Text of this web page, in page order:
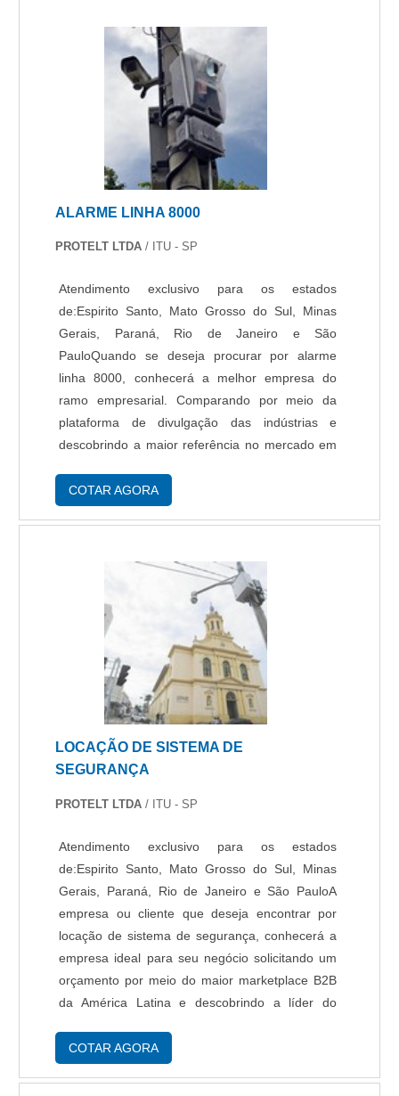
ALARME LINHA 8000
PROTELT LTDA / ITU - SP
Atendimento exclusivo para os estados
de:Espirito Santo, Mato Grosso do Sul, Minas
Gerais, Paraná, Rio de Janeiro e São
PauloQuando se deseja procurar por alarme
linha 8000, conhecerá a melhor empresa do
ramo empresarial. Comparando por meio da
plataforma de divulgação das indústrias e
descobrindo a maior referência no mercado em
alarme linha 8000, com os profissionais da
SOBRE ALARME LINHA 8000Há muitas
maneiras eficientes de demonstrar competência
e excelência em sua área de atuação. A Protelt
centraliza sua energia em oferecer um estrutura
com: Catálogo variado de serviços e produtos;
Escritório de alta qualidade onde são realizadas
as atividades; Tecnologia de ponta. Tudo para
tratando-se de alarme linha 8000, deve-se ter a
exatidão em orçar com empresas que prezam
por produtos e serviços que tenham ótima
ficam de fora no planejamento de empresas que
visam apenas o lucro, deixando a desejar nos
outros fatores.Isso tudo é a razão pela qual a
Protelt é responsável quando se explora o
segmento de projeto e implantação de sistemas
de segurança eletrônicos corporativos e
residenciais. O objetivo é disponibilizar sempre a
qualidade final para fidelização do cliente com
colaboradores é formado por equipes
certificadas que terão grande satisfação em
COTAR AGORA
LOCAÇÃO DE SISTEMA DE
SEGURANÇA
PROTELT LTDA / ITU - SP
Atendimento exclusivo para os estados
de:Espirito Santo, Mato Grosso do Sul, Minas
Gerais, Paraná, Rio de Janeiro e São PauloA
empresa ou cliente que deseja encontrar por
locação de sistema de segurança, conhecerá a
empresa ideal para seu negócio solicitando um
orçamento por meio do maior marketplace B2B
da América Latina e descobrindo a líder do
deve sempre ser prestado por empresas
COTAR AGORA